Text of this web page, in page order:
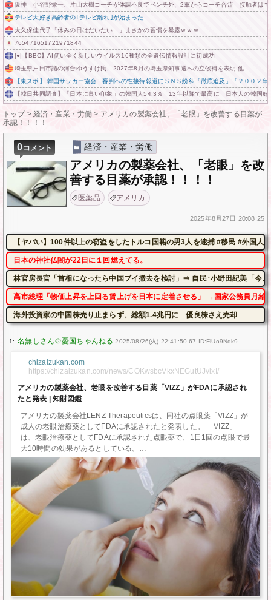
阪神 小谷野栄一、片山大樹コーチが体調不良でベンチ外、2軍からコーチ合流 接触者はマ
テレビ大好き高齢者の｢テレビ離れ｣が始まった…
大久保佳代子「休みの日はだいたい…」まさかの習慣を暴露ｗｗｗ
765471651721971844
|●|【BBC】AI使い全く新しいウイルス16種類の全遺伝情報設計に初成功
埼玉県戸田市議の河合ゆうすけ氏、2027年8月の埼玉県知事選への立候補を表明 他
【東スポ】 韓国サッカー協会 審判への性接待報道にＳＮＳ紛糾「徹底追及」「２００２年
【韓日共同調査】「日本に良い印象」の韓国人54.3％ 13年以降で最高に 日本人の韓国好
トップ> 経済・産業・労働 > アメリカの製薬会社、「老眼」を改善する目薬が
承認！！！！
0コメント 経済・産業・労働
アメリカの製薬会社、「老眼」を改
善する目薬が承認！！！！
医薬品 アメリカ
2025年8月27日 20:08:25
【ヤバい】100件以上の窃盗をしたトルコ国籍の男3人を逮捕 #移民 #外国人
日本の神社仏閣が22日に１回燃えてる。
林官房長官「首相になったら中国ブイ撤去を検討」⇒ 自民･小野田紀美「今
高市総理「物価上昇を上回る賃上げを日本に定着させる」 →国家公務員月給
海外投資家の中国株売り止まらず、総額1.4兆円に 優良株さえ売却
1: 2025/08/26(火) 22:41:50.67 ID:FlUo9Ndk9
chizaizukan.com
https://chizaizukan.com/news/COKwsbcVkxNEGutUJvlxI/
アメリカの製薬会社、老眼を改善する目薬「VIZZ」がFDAに承認され
たと発表 | 知財図鑑
アメリカの製薬会社LENZ Therapeuticsは、同社の点眼薬「VIZZ」が
成人の老眼治療薬としてFDAに承認されたと発表した。 「VIZZ」
は、老眼治療薬としてFDAに承認された点眼薬で、1日1回の点眼で最
大10時間の効果があるとしている。